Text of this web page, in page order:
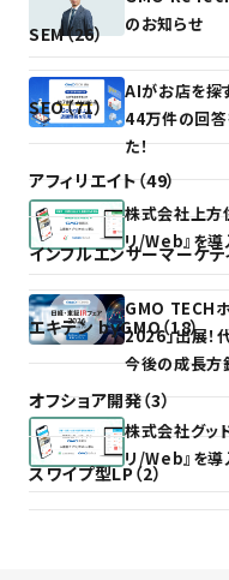
SEM（26）
SEO（71）
アフィリエイト（49）
インフルエンサーマーケテ
エキテン byGMO（18）
オフショア開発（3）
スワイプ型LP（2）
のお知らせ
AIがお店を探
44万件の回答
た！
株式会社上方
リ/Web』を導
GMO TECH
2026」出展！
今後の成長方
株式会社グッ
リ/Web』を導